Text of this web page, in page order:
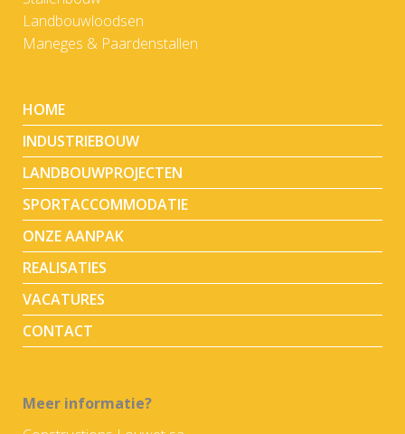
Landbouwloodsen
Maneges & Paardenstallen
HOME
INDUSTRIEBOUW
LANDBOUWPROJECTEN
SPORTACCOMMODATIE
ONZE AANPAK
REALISATIES
VACATURES
CONTACT
Meer informatie?